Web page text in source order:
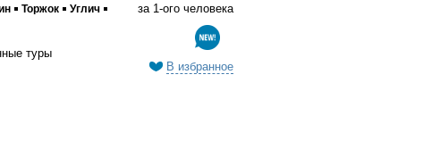
Торжок
Углич
туры
за 1-ого человека
В избранное